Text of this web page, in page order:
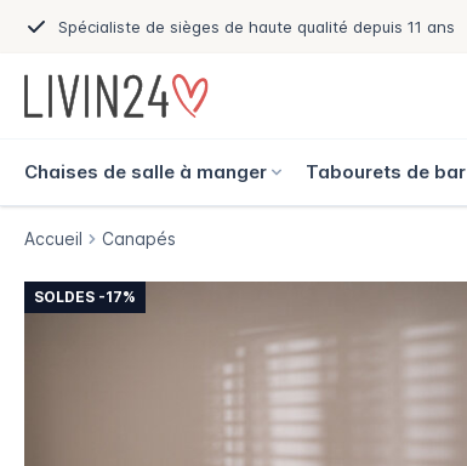
Spécialiste de sièges de haute qualité depuis 11 ans
Chaises de salle à manger Tabourets de bar
Accueil Canapés
SOLDES -17%